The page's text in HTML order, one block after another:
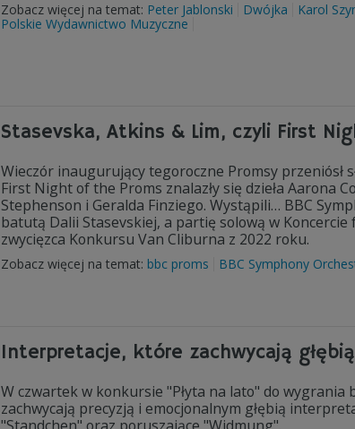
Zobacz więcej na temat: Peter Jablonski Dwójka Karol
Polskie Wydawnictwo Muzyczne
Stasevska, Atkins & Lim, czyli First
Wieczór inaugurujący tegoroczne Promsy przeniósł
First Night of the Proms znalazły się dzieła Aarona
Stephenson i Geralda Finziego. Wystąpili… BBC
batutą Dalii Stasevskiej, a partię solową w
zwycięzca Konkursu Van Cliburna z 2022 roku.
Zobacz więcej na temat: bbc proms BBC Symphony
Interpretacje, które zachwycają
W czwartek w konkursie "Płyta na lato" do wygrania
zachwycają precyzją i emocjonalnym głębią